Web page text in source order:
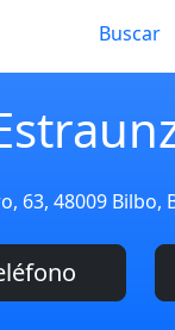
Buscar
63, 48009 Bilbo,